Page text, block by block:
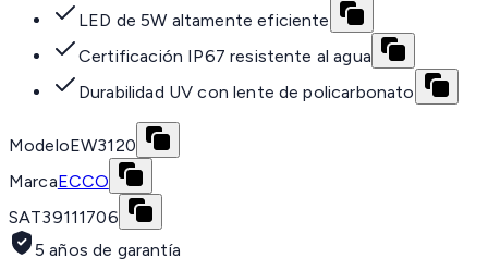
LED de 5W altamente eficiente
Certificación IP67 resistente al agua
Durabilidad UV con lente de policarbonato
ModeloEW3120
MarcaECCO
SAT39111706
5 años de garantía